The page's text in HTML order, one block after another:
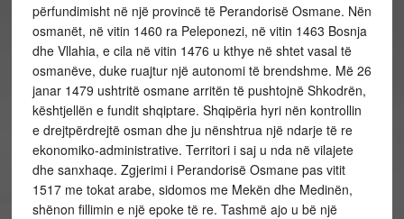
përfundimisht në një provincë të Perandorisë Osmane. Nën
osmanët, në vitin 1460 ra Peleponezi, në vitin 1463 Bosnja
dhe Vllahia, e cila në vitin 1476 u kthye në shtet vasal të
osmanëve, duke ruajtur një autonomi të brendshme. Më 26
janar 1479 ushtritë osmane arritën të pushtojnë Shkodrën,
kështjellën e fundit shqiptare. Shqipëria hyri nën kontrollin
e drejtpërdrejtë osman dhe ju nënshtrua një ndarje të re
ekonomiko-administrative. Territori i saj u nda në vilajete
dhe sanxhaqe. Zgjerimi i Perandorisë Osmane pas vitit
1517 me tokat arabe, sidomos me Mekën dhe Medinën,
shënon fillimin e një epoke të re. Tashmë ajo u bë një